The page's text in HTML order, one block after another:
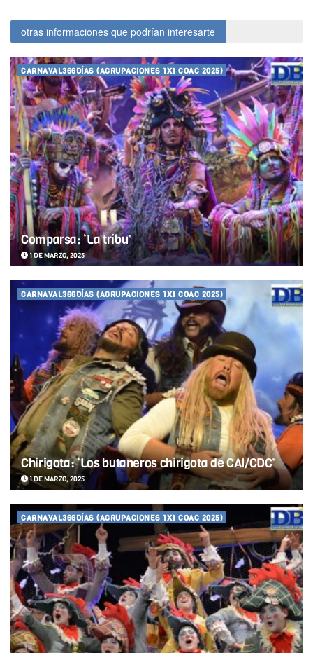
otras informaciones que podrían interesarte
CARNAVAL366DÍAS (AGRUPACIONES 1X1 COAC 2025)
Comparsa: ‘La tribu’
1 DE MARZO, 2025
CARNAVAL366DÍAS (AGRUPACIONES 1X1 COAC 2025)
Chirigota: ‘Los butaneros chirigota de CAI/CDC’
1 DE MARZO, 2025
CARNAVAL366DÍAS (AGRUPACIONES 1X1 COAC 2025)